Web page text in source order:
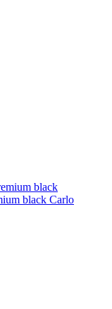
black Carlo